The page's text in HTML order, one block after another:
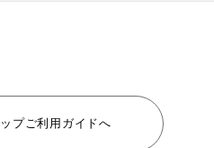
プご利用ガイドへ